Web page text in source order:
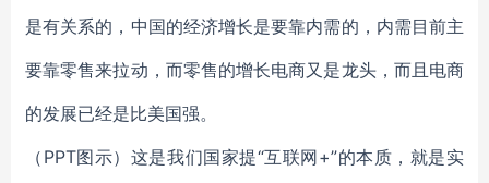
是有关系的，中国的经济增长是要靠内需的，内需目前主
要靠零售来拉动，而零售的增长电商又是龙头，而且电商
的发展已经是比美国强。
（PPT图示）这是我们国家提“互联网+”的本质，就是实